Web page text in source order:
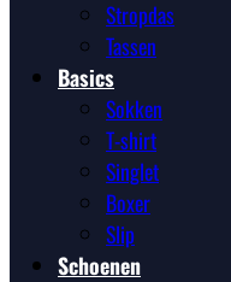
Stropdas
Tassen
Basics
Sokken
T-shirt
Singlet
Boxer
Slip
Schoenen